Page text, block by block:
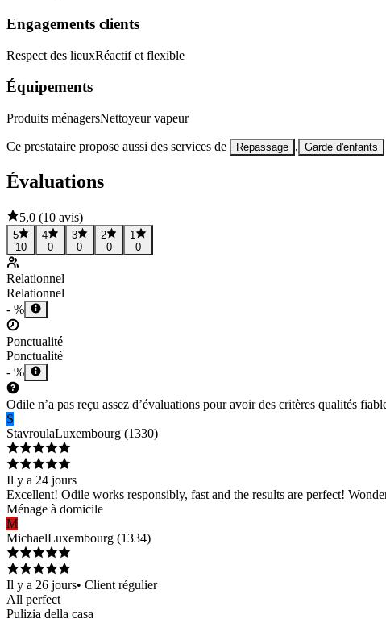
Engagements clients
Respect des lieuxRéactif et flexible
Équipements
Produits ménagersNettoyeur vapeur
Ce prestataire propose aussi des services de Repassage , Garde d'enfants
Évaluations
5,0 (10 avis)
5
10
4
0
3
0
2
0
1
0
Relationnel
Relationnel
- %
Ponctualité
Ponctualité
- %
Odile n’a pas reçu assez d’évaluations pour avoir des critères qualités
S
StavroulaLuxembourg (1330)
Il y a 24 jours
Excellent! Odile works responsibly, fast and the results are perfect!
Ménage à domicile
M
MichaelLuxembourg (1334)
Il y a 26 jours• Client régulier
All perfect
Pulizia della casa